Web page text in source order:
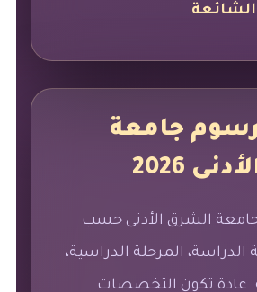
الشائعة
جامعة
2026
الشرق الأدنى حسب
المرحلة الدراسية،
عادة تكون التخصصات